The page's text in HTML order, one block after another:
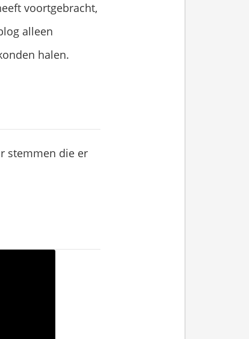
voortgebracht,
alleen
halen.
stemmen die er